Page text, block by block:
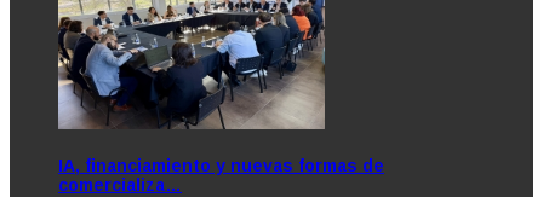
IA, financiamiento y nuevas formas de
comercializa…